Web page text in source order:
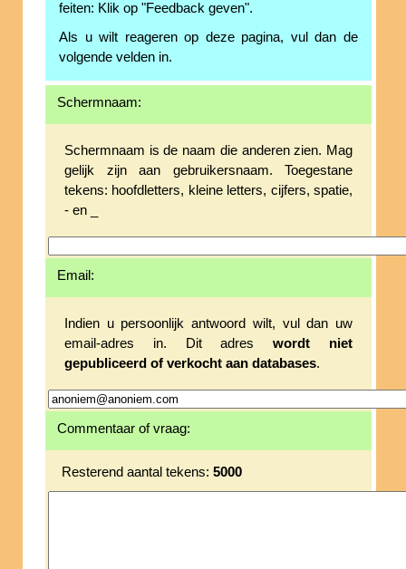
feiten: Klik op "Feedback geven".
Als u wilt reageren op deze pagina, vul dan de
volgende velden in.
Schermnaam:
Schermnaam is de naam die anderen zien. Mag
gelijk zijn aan gebruikersnaam. Toegestane
tekens: hoofdletters, kleine letters, cijfers, spatie,
- en _
Email:
Indien u persoonlijk antwoord wilt, vul dan uw
email-adres in. Dit adreswordt niet
gepubliceerd of verkocht aan databases.
Commentaar of vraag:
Resterend aantal tekens: 5000